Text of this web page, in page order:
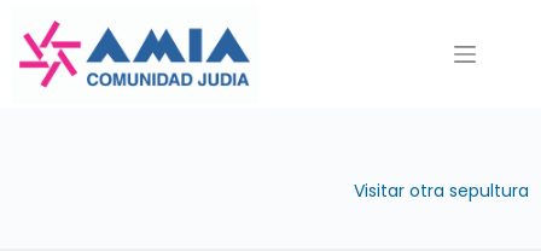
contenido
Visitar otra sepultura